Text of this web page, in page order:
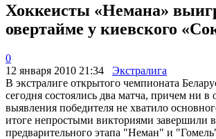
Хоккеисты «Немана»
овертайме у киевского
0
12 января 2010 21:34
Экстралига
В экстралиге открытого чемпионата
сегодня состоялись два матча, причем ни в
выявления победителя не хватило
итоге непростыми викториями завершили
предварительного этапа "Неман" и